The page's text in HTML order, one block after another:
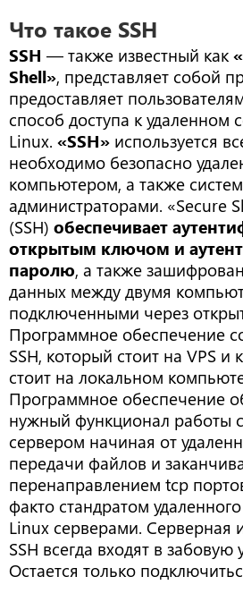
Что такое SSH
SSH — также известный как
Shell», представляет собой
предоставляет
способ доступа к удаленном
Linux. «SSH» используется
необходимо безопасно
компьютером, а также
администраторами. «Secure
(SSH) обеспечивает
открытым ключом и
паролю, а также
данных между двумя
подключенными через
Программное обеспечение
SSH, который стоит на VPS и
стоит на локальном
Программное обеспечение
нужный функционал работы
сервером начиная от
передачи файлов и
перенаправлением tсp
факто стандратом
Linux серверами. Серверная
SSH всегда входят в забовую
Остается только